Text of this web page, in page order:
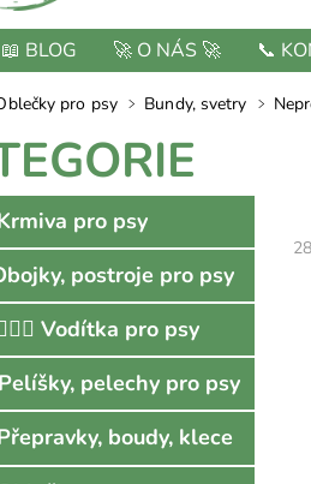
📖 BLOG 🚀 O NÁS 🚀 📞
pro psy Bundy, svetry
pro psy
postroje pro psy
Vodítka pro psy
pelechy pro psy
boudy, klece